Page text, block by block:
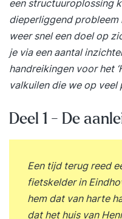
een structuuroplossing
dieperliggend probleem
weer snel een doel op
je via een aantal
handreikingen voor het
valkuilen die we op veel
Deel 1 - De
Een tijd terug reed
fietskelder in
hem dat van harte
dat het huis van